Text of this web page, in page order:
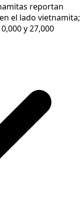
reportan
el lado vietnamita;
y 27,000